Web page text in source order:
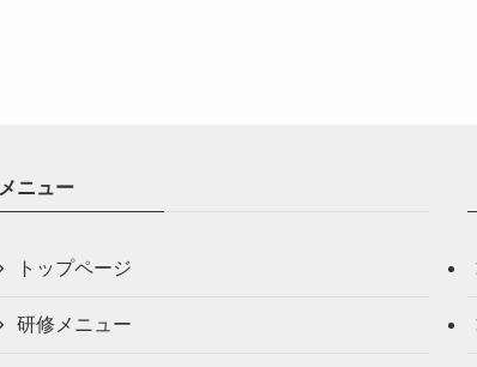
メニュー
トップページ
研修メニュー